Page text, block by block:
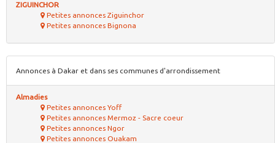
ZIGUINCHOR
Petites annonces Ziguinchor
Petites annonces Bignona
Annonces à Dakar et dans ses communes d'arrondissement
Almadies
Petites annonces Yoff
Petites annonces Mermoz - Sacre coeur
Petites annonces Ngor
Petites annonces Ouakam